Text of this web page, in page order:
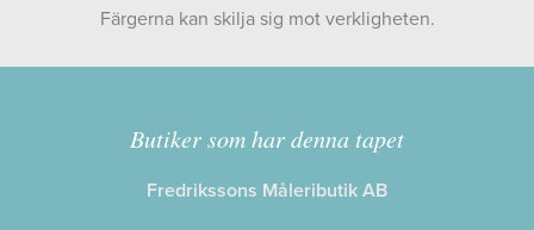
Kollektion:
Archive Anthology
Information
Färgerna kan skilja sig mot verkligheten.
Butiker som har denna tapet
Fredrikssons Måleributik AB